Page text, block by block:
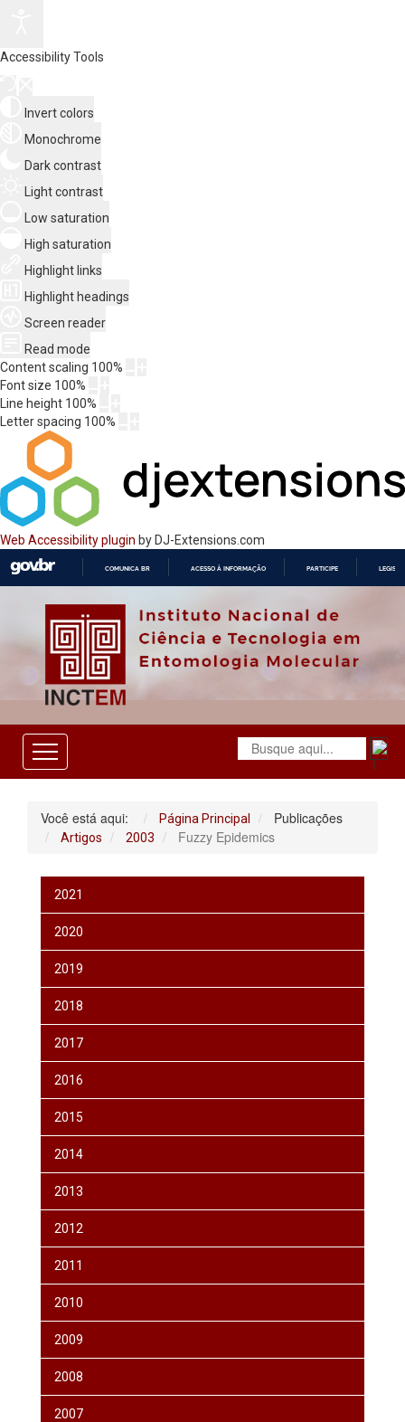
Accessibility Tools
Invert colors
Monochrome
Dark contrast
Light contrast
Low saturation
High saturation
Highlight links
Highlight headings
Screen reader
Read mode
Content scaling 100%
Font size 100%
Line height 100%
Letter spacing 100%
Web Accessibility plugin by DJ-Extensions.com
O
COMUNICA BR ACESSO À INFORMAÇÃO PARTICIPE
Você está aqui: Página Principal Publicações
Artigos 2003 Fuzzy Epidemics
2021
2020
2019
2018
2017
2016
2015
2014
2013
2012
2011
2010
2009
2008
2007